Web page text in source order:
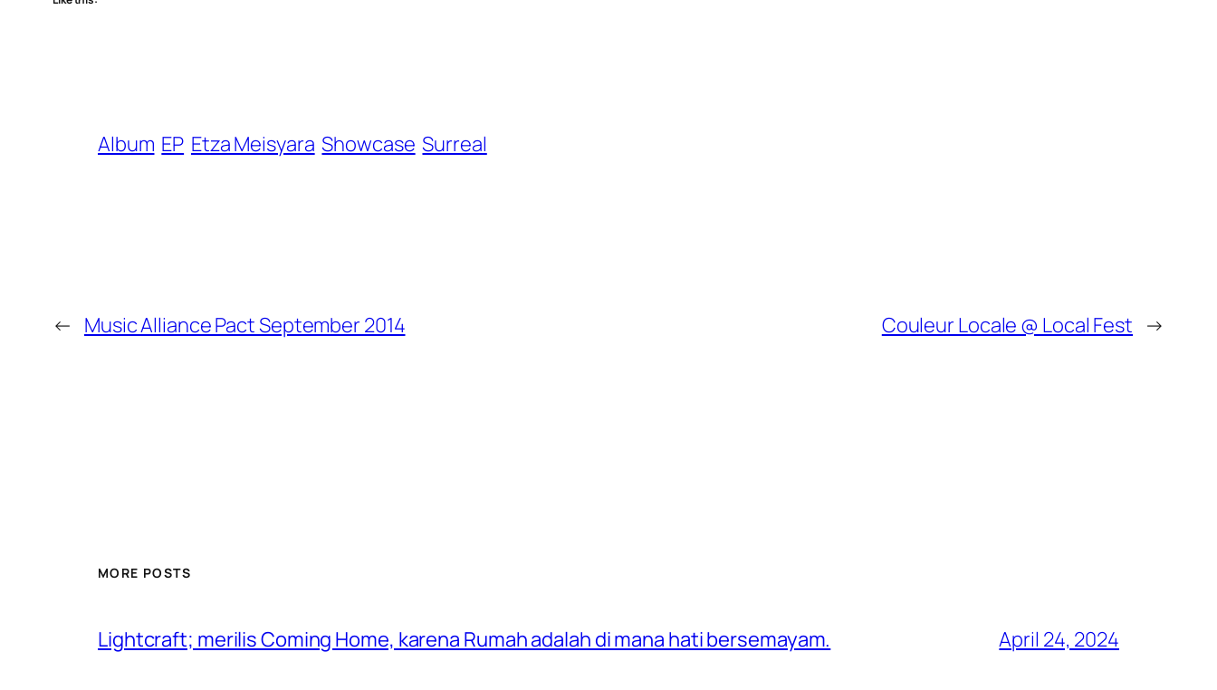
Album EP Etza Meisyara Showcase Surreal
← Music Alliance Pact September 2014 Couleur Locale @ Local Fest →
MORE POSTS
Lightcraft; merilis Coming Home, karena Rumah adalah di mana hati bersemayam. April 24, 2024